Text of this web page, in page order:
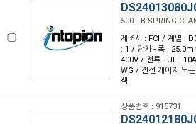
500 TB SPRING
제조사 : FCI / 계열 :
: 1 / 단자 - 폭 :
400V / 전류 - UL :
WG / 전선 게이지 또
색
상품번호 : 915731